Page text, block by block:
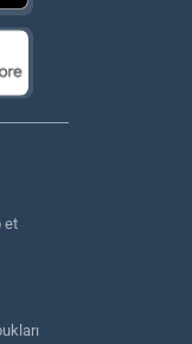
et